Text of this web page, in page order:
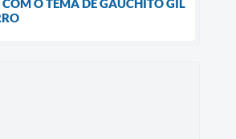
COM O TEMA DE GAUCHITO GIL